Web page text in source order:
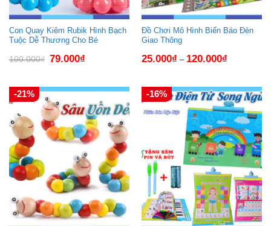
Con Quay Kiêm Rubik Hình Bạch
Tuộc Dễ Thương Cho Bé
100.000₫ Giá
gốc
79.000₫Giá
hiện
79.000₫.
Đồ Chơi Mô Hình Biển Báo Đèn
Giao Thông
25.000₫ – 120.000₫
-21% -16%